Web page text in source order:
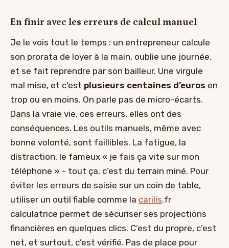
En finir avec les erreurs de calcul manuel
Je le vois tout le temps : un entrepreneur calcule
son prorata de loyer à la main, oublie une journée,
et se fait reprendre par son bailleur. Une virgule
mal mise, et c’est plusieurs centaines d’euros en
trop ou en moins. On parle pas de micro-écarts.
Dans la vraie vie, ces erreurs, elles ont des
conséquences. Les outils manuels, même avec
bonne volonté, sont faillibles. La fatigue, la
distraction, le fameux « je fais ça vite sur mon
téléphone » - tout ça, c’est du terrain miné. Pour
éviter les erreurs de saisie sur un coin de table,
utiliser un outil fiable comme la carilis.fr
calculatrice permet de sécuriser ses projections
financières en quelques clics. C’est du propre, c’est
net, et surtout, c’est vérifié. Pas de place pour